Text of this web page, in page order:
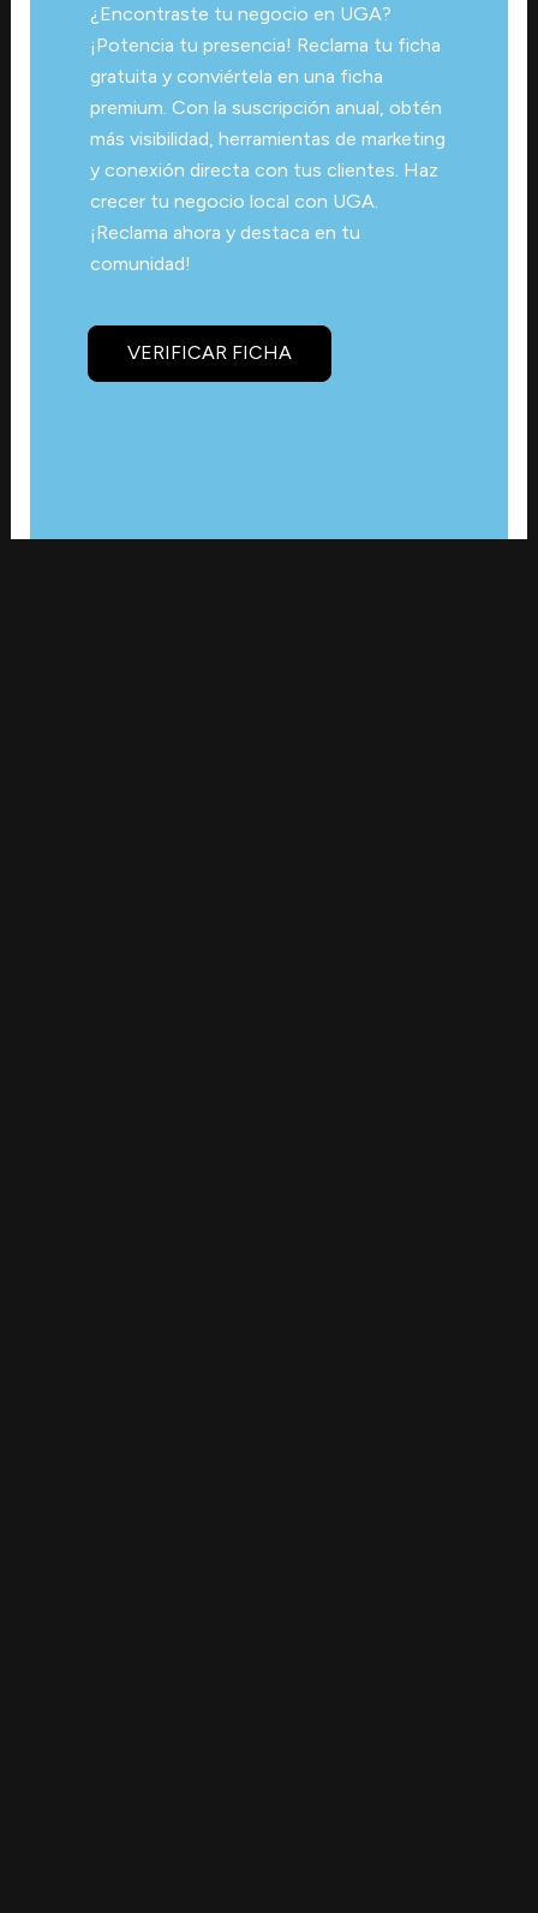
¿Encontraste tu negocio en UGA?
¡Potencia tu presencia! Reclama tu ficha
gratuita y conviértela en una ficha
premium. Con la suscripción anual, obtén
más visibilidad, herramientas de marketing
y conexión directa con tus clientes. Haz
crecer tu negocio local con UGA.
¡Reclama ahora y destaca en tu
comunidad!
VERIFICAR FICHA